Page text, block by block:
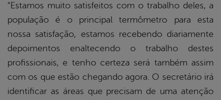
“Estamos muito satisfeitos com o trabalho deles, a
população é o principal termômetro para esta
nossa satisfação, estamos recebendo diariamente
depoimentos enaltecendo o trabalho destes
profissionais, e tenho certeza será também assim
com os que estão chegando agora. O secretário irá
identificar as áreas que precisam de uma atenção